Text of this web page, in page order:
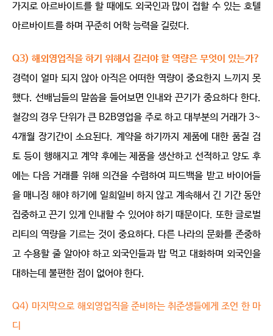
가지로 아르바이트를 할 때에도 외국인과 많이 접할 수 있는 호텔
아르바이트를 하며 꾸준히 어학 능력을 길렀다.
Q3) 해외영업직을 하기 위해서 길러야 할 역량은 무엇이 있는가?
경력이 얼마 되지 않아 아직은 어떠한 역량이 중요한지 느끼지 못
했다. 선배님들의 말씀을 들어보면 인내와 끈기가 중요하다 한다.
철강의 경우 단위가 큰 B2B영업을 주로 하고 대부분의 거래가 3~
4개월 장기간이 소요된다. 계약을 하기까지 제품에 대한 품질 검
토 등이 행해지고 계약 후에는 제품을 생산하고 선적하고 양도 후
에는 다음 거래를 위해 의견을 수렴하여 피드백을 받고 바이어들
을 매니징 해야 하기에 일희일비 하지 않고 계속해서 긴 기간 동안
집중하고 끈기 있게 인내할 수 있어야 하기 때문이다. 또한 글로벌
리티의 역량을 기르는 것이 중요하다. 다른 나라의 문화를 존중하
고 수용할 줄 알아야 하고 외국인들과 밥 먹고 대화하며 외국인을
대하는데 불편한 점이 없어야 한다.
Q4) 마지막으로 해외영업직을 준비하는 취준생들에게 조언 한 마
디